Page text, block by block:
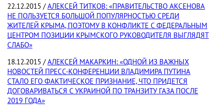
22.12.2015 /АЛЕКСЕЙ ТИТКОВ: «ПРАВИТЕЛЬСТВО АКСЕНОВА
НЕ ПОЛЬЗУЕТСЯ БОЛЬШОЙ ПОПУЛЯРНОСТЬЮ СРЕДИ
ЖИТЕЛЕЙ КРЫМА, ПОЭТОМУ В КОНФЛИКТЕ С ФЕДЕРАЛЬНЫМ
ЦЕНТРОМ ПОЗИЦИИ КРЫМСКОГО РУКОВОДИТЕЛЯ ВЫГЛЯДЯТ
СЛАБО»
18.12.2015 /АЛЕКСЕЙ МАКАРКИН: «ОДНОЙ ИЗ ВАЖНЫХ
НОВОСТЕЙ ПРЕСС-КОНФЕРЕНЦИИ ВЛАДИМИРА ПУТИНА
СТАЛО ЕГО ФАКТИЧЕСКОЕ ПРИЗНАНИЕ, ЧТО ПРИДЕТСЯ
ДОГОВАРИВАТЬСЯ С УКРАИНОЙ ПО ТРАНЗИТУ ГАЗА ПОСЛЕ
2019 ГОДА»